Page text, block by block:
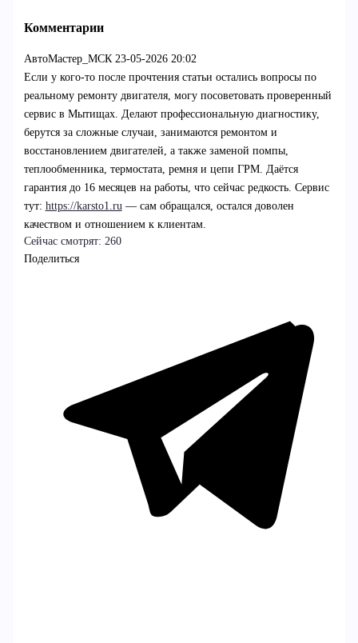
Комментарии
АвтоМастер_МСК 23-05-2026 20:02
Если у кого-то после прочтения статьи остались вопросы по
реальному ремонту двигателя, могу посоветовать проверенный
сервис в Мытищах. Делают профессиональную диагностику,
берутся за сложные случаи, занимаются ремонтом и
восстановлением двигателей, а также заменой помпы,
теплообменника, термостата, ремня и цепи ГРМ. Даётся
гарантия до 16 месяцев на работы, что сейчас редкость. Сервис
тут: https://karsto1.ru — сам обращался, остался доволен
качеством и отношением к клиентам.
Сейчас смотрят: 260
Поделиться